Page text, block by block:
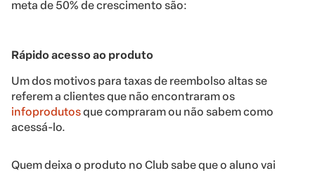
meta de 50% de crescimento são:
Rápido acesso ao produto
Um dos motivos para taxas de reembolso altas se
referem a clientes que não encontraram os
infoprodutosque compraram ou não sabem como
acessá-lo.
Quem deixa o produto no Club sabe que o aluno vai